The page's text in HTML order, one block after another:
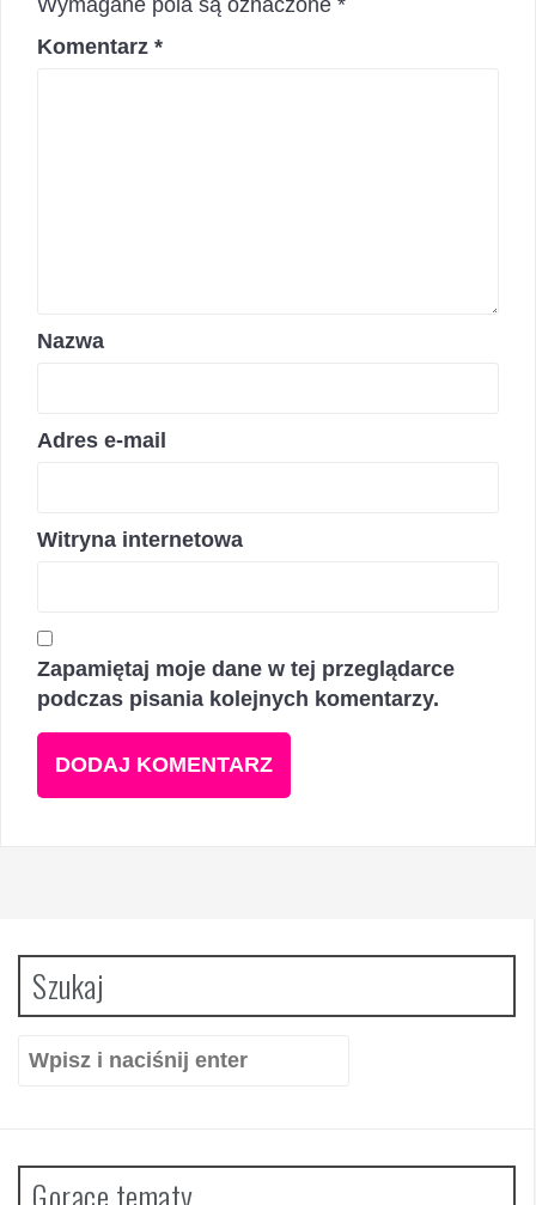
Wymagane pola są oznaczone *
Komentarz *
Nazwa
Adres e-mail
Witryna internetowa
Zapamiętaj moje dane w tej przeglądarce
podczas pisania kolejnych komentarzy.
Szukaj
Szukaj: